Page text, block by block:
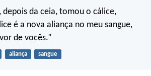
depois da ceia, tomou o cálice,
é a nova aliança no meu sangue,
de vocês.”
aliança sangue